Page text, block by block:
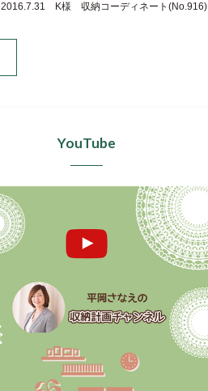
2016.7.31 K様 収納コーディネート(No.916)
YouTube